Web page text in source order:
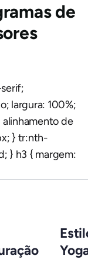
de
largura: 100%;
de
} tr:nth-
} h3 { margem: